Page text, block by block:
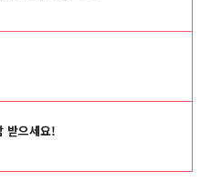
받으세요!